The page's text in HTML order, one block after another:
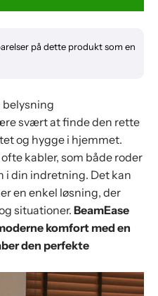
på dette produkt som en
svært at finde den rette
og hygge i hjemmet.
kabler, som både roder
din indretning. Det kan
en enkel løsning, der
situationer. BeamEase
komfort med en
den perfekte